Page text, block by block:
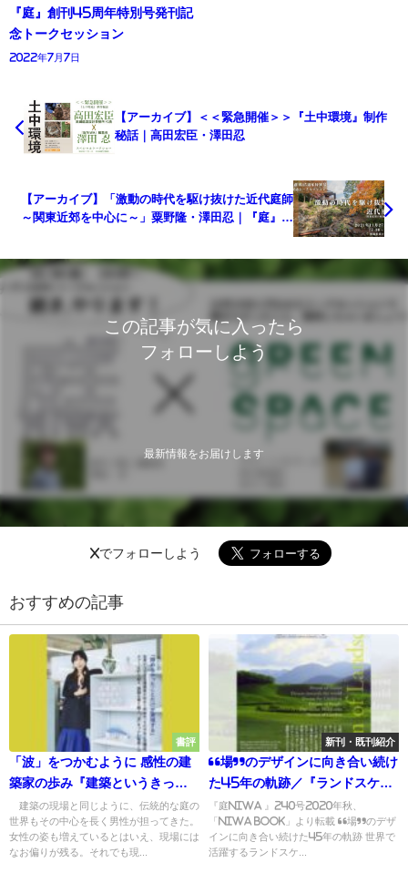
『庭』創刊45周年特別号発刊記
念トークセッション
2022年7月7日
【アーカイブ】＜＜緊急開催＞＞『土中環境』制作
秘話｜高田宏臣・澤田忍
【アーカイブ】「激動の時代を駆け抜けた近代庭師
～関東近郊を中心に～」粟野隆・澤田忍｜『庭』創
この記事が気に入ったら
フォローしよう
最新情報をお届けします
Xでフォローしよう
おすすめの記事
書評
「波」をつかむように 感性の建
築家の歩み『建築というきっか
け』
建築の現場と同じように、伝統的な庭の
世界もその中心を長く男性が担ってきた。
女性の姿も増えているとはいえ、現場には
なお偏りが残る。それでも現...
新刊・既刊紹介
“場”のデザインに向き合い続け
た45年の軌跡／『ランドスケー
プの夢』高野文彰・高野ランド
スケーププランニング編著
『庭NIWA 』240号2020年秋、
「NIWA BOOK」より転載 “場”のデザ
インに向き合い続けた45年の軌跡 世界で
活躍するランドスケ...